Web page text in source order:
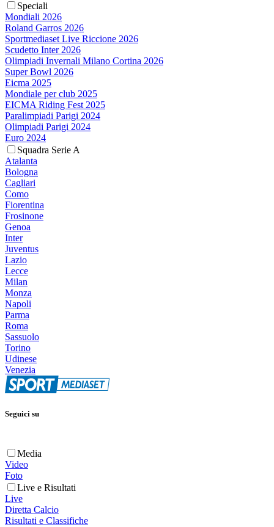
Speciali
Mondiali 2026
Roland Garros 2026
Sportmediaset Live Riccione 2026
Scudetto Inter 2026
Olimpiadi Invernali Milano Cortina 2026
Super Bowl 2026
Eicma 2025
Mondiale per club 2025
EICMA Riding Fest 2025
Paralimpiadi Parigi 2024
Olimpiadi Parigi 2024
Euro 2024
Squadra Serie A
Atalanta
Bologna
Cagliari
Como
Fiorentina
Frosinone
Genoa
Inter
Juventus
Lazio
Lecce
Milan
Monza
Napoli
Parma
Roma
Sassuolo
Torino
Udinese
Venezia
Seguici su
Media
Video
Foto
Live e Risultati
Live
Diretta Calcio
Risultati e Classifiche